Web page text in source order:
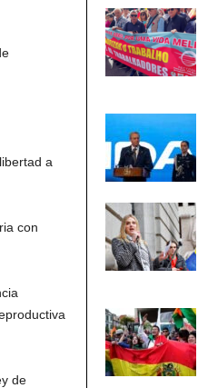
a
con
de